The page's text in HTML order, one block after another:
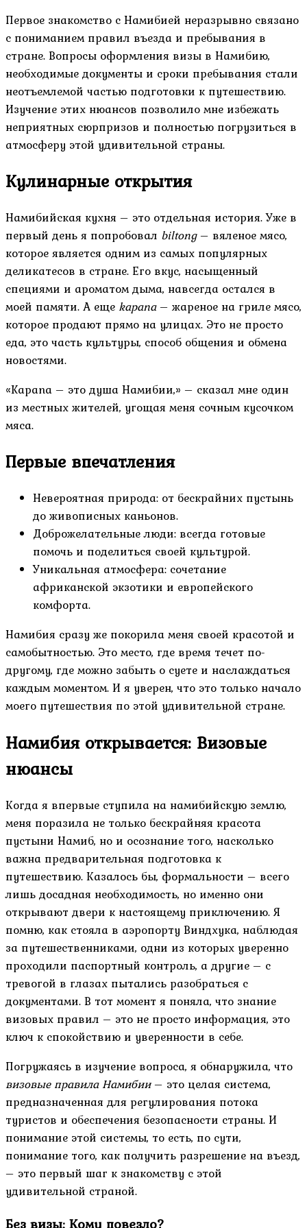
Первое знакомство с Намибией неразрывно связано
с пониманием правил въезда и пребывания в
стране. Вопросы оформления визы в Намибию,
необходимые документы и сроки пребывания стали
неотъемлемой частью подготовки к путешествию.
Изучение этих нюансов позволило мне избежать
неприятных сюрпризов и полностью погрузиться в
атмосферу этой удивительной страны.
Кулинарные открытия
Намибийская кухня – это отдельная история. Уже в
первый день я попробовал biltong– вяленое мясо,
которое является одним из самых популярных
деликатесов в стране. Его вкус, насыщенный
специями и ароматом дыма, навсегда остался в
моей памяти. А еще kapana– жареное на гриле мясо,
которое продают прямо на улицах. Это не просто
еда, это часть культуры, способ общения и обмена
новостями.
«Kapana – это душа Намибии,» – сказал мне один
из местных жителей, угощая меня сочным кусочком
мяса.
Первые впечатления
Невероятная природа: от бескрайних пустынь
до живописных каньонов.
Доброжелательные люди: всегда готовые
помочь и поделиться своей культурой.
Уникальная атмосфера: сочетание
африканской экзотики и европейского
комфорта.
Намибия сразу же покорила меня своей красотой и
самобытностью. Это место, где время течет по-
другому, где можно забыть о суете и наслаждаться
каждым моментом. И я уверен, что это только начало
моего путешествия по этой удивительной стране.
Намибия открывается: Визовые
нюансы
Когда я впервые ступила на намибийскую землю,
меня поразила не только бескрайняя красота
пустыни Намиб, но и осознание того, насколько
важна предварительная подготовка к
путешествию. Казалось бы, формальности – всего
лишь досадная необходимость, но именно они
открывают двери к настоящему приключению. Я
помню, как стояла в аэропорту Виндхука, наблюдая
за путешественниками, одни из которых уверенно
проходили паспортный контроль, а другие – с
тревогой в глазах пытались разобраться с
документами. В тот момент я поняла, что знание
визовых правил – это не просто информация, это
ключ к спокойствию и уверенности в себе.
Погружаясь в изучение вопроса, я обнаружила, что
визовые правила Намибии– это целая система,
предназначенная для регулирования потока
туристов и обеспечения безопасности страны. И
понимание этой системы, то есть, по сути,
понимание того, как получить разрешение на въезд,
– это первый шаг к знакомству с этой
удивительной страной.
Без визы: Кому повезло?